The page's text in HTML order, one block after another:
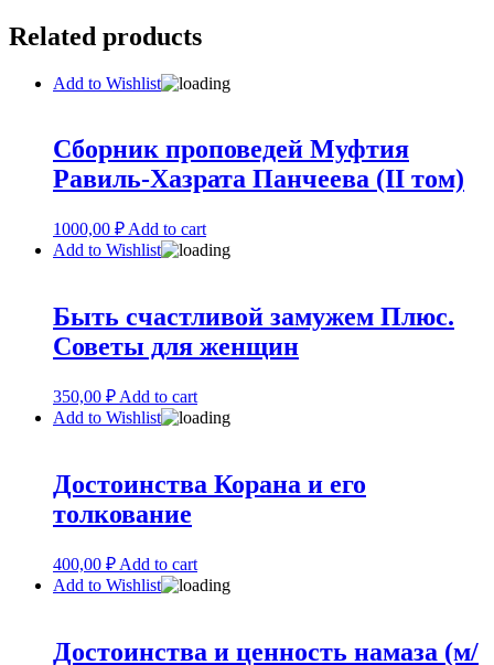
Related products
Add to Wishlist
Сборник проповедей Муфтия
Равиль-Хазрата Панчеева (II том)
1000,00 ₽ Add to cart
Add to Wishlist
Быть счастливой замужем Плюс.
Советы для женщин
350,00 ₽ Add to cart
Add to Wishlist
Достоинства Корана и его
толкование
400,00 ₽ Add to cart
Add to Wishlist
Достоинства и ценность намаза (м/